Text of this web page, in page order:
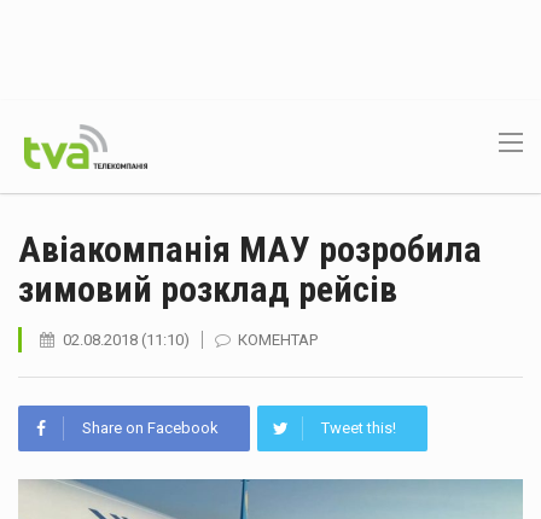
Авіакомпанія МАУ розробила
зимовий розклад рейсів
02.08.2018 (11:10) КОМЕНТАР
Share on Facebook Tweet this!